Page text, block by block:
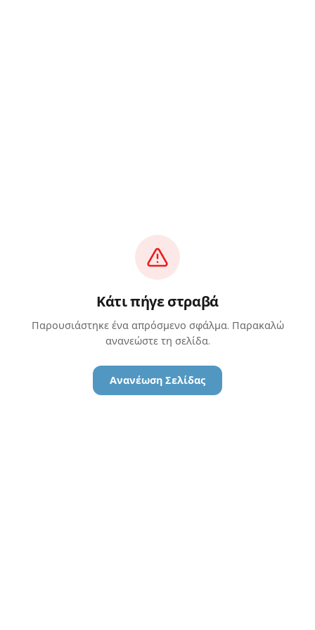
Κάτι πήγε στραβά
Παρουσιάστηκε ένα απρόσμενο σφάλμα. Παρακαλώ
ανανεώστε τη σελίδα.
Ανανέωση Σελίδας